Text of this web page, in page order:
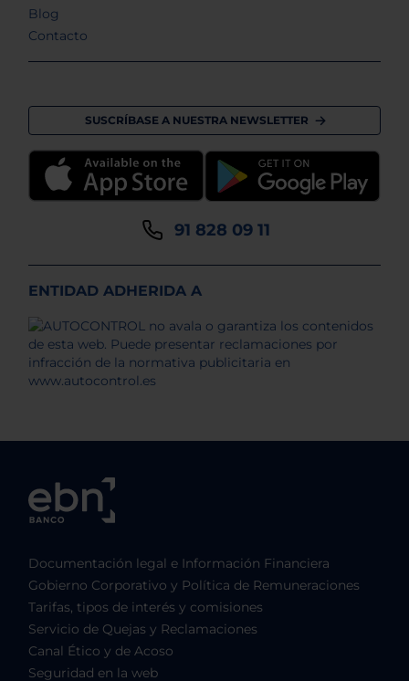
Blog
Contacto
SUSCRÍBASE A NUESTRA NEWSLETTER
91 828 09 11
ENTIDAD ADHERIDA A
Documentación legal e Información Financiera
Gobierno Corporativo y Política de Remuneraciones
Tarifas, tipos de interés y comisiones
Servicio de Quejas y Reclamaciones
Canal Ético y de Acoso
Seguridad en la web